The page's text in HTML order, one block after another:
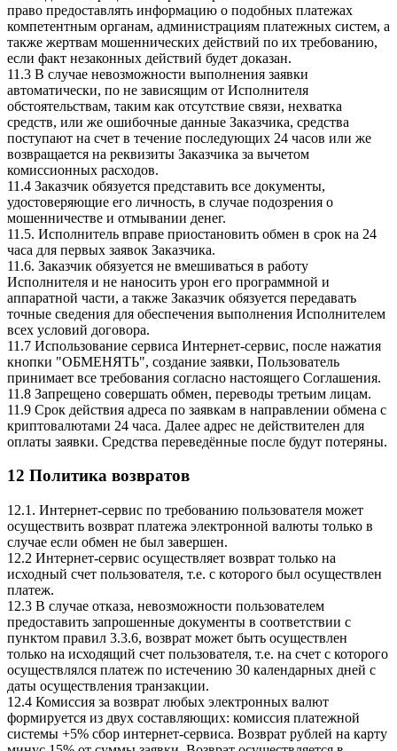
право предоставлять информацию о подобных платежах
компетентным органам, администрациям платежных систем, а
также жертвам мошеннических действий по их требованию,
если факт незаконных действий будет доказан.
11.3 В случае невозможности выполнения заявки
автоматически, по не зависящим от Исполнителя
обстоятельствам, таким как отсутствие связи, нехватка
средств, или же ошибочные данные Заказчика, средства
поступают на счет в течение последующих 24 часов или же
возвращается на реквизиты Заказчика за вычетом
комиссионных расходов.
11.4 Заказчик обязуется представить все документы,
удостоверяющие его личность, в случае подозрения о
мошенничестве и отмывании денег.
11.5. Исполнитель вправе приостановить обмен в срок на 24
часа для первых заявок Заказчика.
11.6. Заказчик обязуется не вмешиваться в работу
Исполнителя и не наносить урон его программной и
аппаратной части, а также Заказчик обязуется передавать
точные сведения для обеспечения выполнения Исполнителем
всех условий договора.
11.7 Использование сервиса Интернет-сервис, после нажатия
кнопки "ОБМЕНЯТЬ", создание заявки, Пользователь
принимает все требования согласно настоящего Соглашения.
11.8 Запрещено совершать обмен, переводы третьим лицам.
11.9 Срок действия адреса по заявкам в направлении обмена с
криптовалютами 24 часа. Далее адрес не действителен для
оплаты заявки. Средства переведённые после будут потеряны.
12 Политика возвратов
12.1. Интернет-сервис по требованию пользователя может
осуществить возврат платежа электронной валюты только в
случае если обмен не был завершен.
12.2 Интернет-сервис осуществляет возврат только на
исходный счет пользователя, т.е. с которого был осуществлен
платеж.
12.3 В случае отказа, невозможности пользователем
предоставить запрошенные документы в соответствии с
пунктом правил 3.3.6, возврат может быть осуществлен
только на исходящий счет пользователя, т.е. на счет с которого
осуществлялся платеж по истечению 30 календарных дней с
даты осуществления транзакции.
12.4 Комиссия за возврат любых электронных валют
формируется из двух составляющих: комиссия платежной
системы +5% сбор интернет-сервиса. Возврат рублей на карту